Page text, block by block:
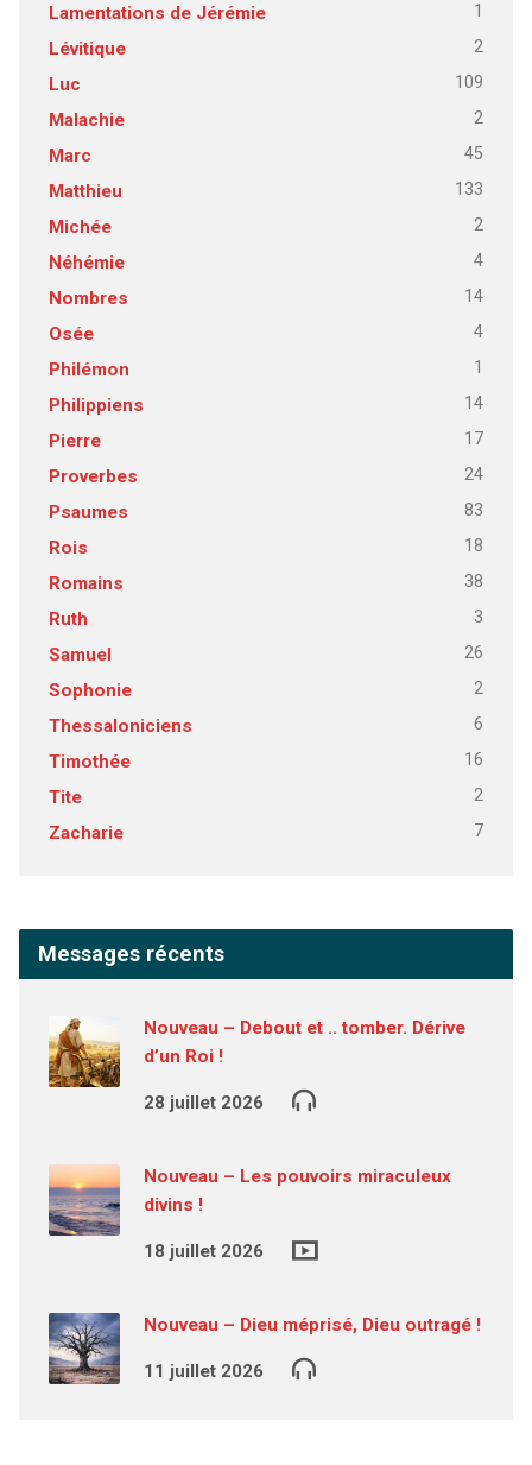
Lamentations de Jérémie 1
Lévitique 2
Luc 109
Malachie 2
Marc 45
Matthieu 133
Michée 2
Néhémie 4
Nombres 14
Osée 4
Philémon 1
Philippiens 14
Pierre 17
Proverbes 24
Psaumes 83
Rois 18
Romains 38
Ruth 3
Samuel 26
Sophonie 2
Thessaloniciens 6
Timothée 16
Tite 2
Zacharie 7
Messages récents
Nouveau – Debout et .. tomber. Dérive
d’un Roi !
28 juillet 2026
Nouveau – Les pouvoirs miraculeux
divins !
18 juillet 2026
Nouveau – Dieu méprisé, Dieu outragé !
11 juillet 2026